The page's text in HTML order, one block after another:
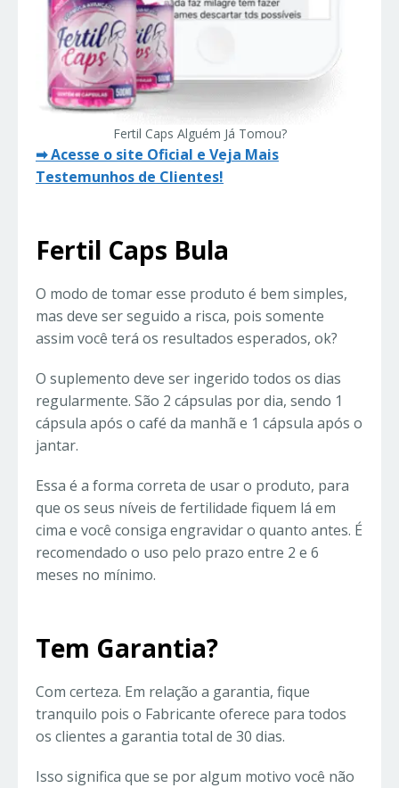
Fertil Caps Alguém Já Tomou?
➡ Acesse o site Oficial e Veja Mais
Testemunhos de Clientes!
Fertil Caps Bula
O modo de tomar esse produto é bem simples,
mas deve ser seguido a risca, pois somente
assim você terá os resultados esperados, ok?
O suplemento deve ser ingerido todos os dias
regularmente. São 2 cápsulas por dia, sendo 1
cápsula após o café da manhã e 1 cápsula após o
jantar.
Essa é a forma correta de usar o produto, para
que os seus níveis de fertilidade fiquem lá em
cima e você consiga engravidar o quanto antes. É
recomendado o uso pelo prazo entre 2 e 6
meses no mínimo.
Tem Garantia?
Com certeza. Em relação a garantia, fique
tranquilo pois o Fabricante oferece para todos
os clientes a garantia total de 30 dias.
Isso significa que se por algum motivo você não